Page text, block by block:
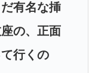
有名な挿
の、正面
行くの